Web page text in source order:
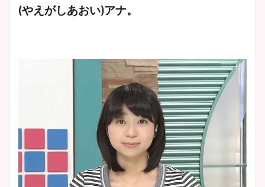
(やえがしあおい)アナ。